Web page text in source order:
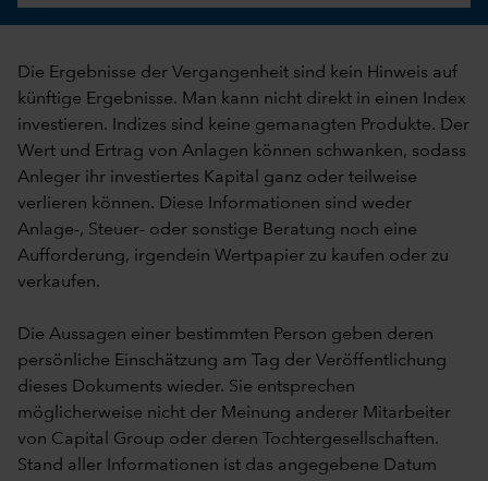
Die Ergebnisse der Vergangenheit sind kein Hinweis auf
künftige Ergebnisse. Man kann nicht direkt in einen Index
investieren. Indizes sind keine gemanagten Produkte. Der
Wert und Ertrag von Anlagen können schwanken, sodass
Anleger ihr investiertes Kapital ganz oder teilweise
verlieren können. Diese Informationen sind weder
Anlage-, Steuer- oder sonstige Beratung noch eine
Aufforderung, irgendein Wertpapier zu kaufen oder zu
verkaufen.
Die Aussagen einer bestimmten Person geben deren
persönliche Einschätzung am Tag der Veröffentlichung
dieses Dokuments wieder. Sie entsprechen
möglicherweise nicht der Meinung anderer Mitarbeiter
von Capital Group oder deren Tochtergesellschaften.
Stand aller Informationen ist das angegebene Datum